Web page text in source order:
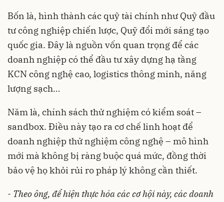
Bốn là, hình thành các quỹ tài chính như Quỹ đầu
tư công nghiệp chiến lược, Quỹ đổi mới sáng tạo
quốc gia. Đây là nguồn vốn quan trọng để các
doanh nghiệp có thể đầu tư xây dựng hạ tầng
KCN công nghệ cao, logistics thông minh, năng
lượng sạch…
Năm là, chính sách thử nghiệm có kiểm soát –
sandbox. Điều này tạo ra cơ chế linh hoạt để
doanh nghiệp thử nghiệm công nghệ – mô hình
mới mà không bị ràng buộc quá mức, đồng thời
bảo vệ họ khỏi rủi ro pháp lý không cần thiết.
- Theo ông, để hiện thực hóa các cơ hội này, các doanh